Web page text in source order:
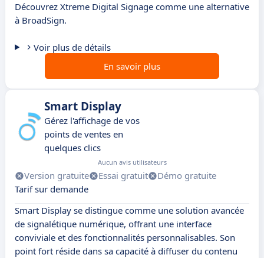
Découvrez Xtreme Digital Signage comme une alternative
à BroadSign.
Voir plus de détails
En savoir plus
Smart Display
Gérez l'affichage de vos
points de ventes en
quelques clics
Aucun avis utilisateurs
Version gratuite Essai gratuit
Démo gratuite
Tarif sur demande
Smart Display se distingue comme une solution avancée
de signalétique numérique, offrant une interface
conviviale et des fonctionnalités personnalisables. Son
point fort réside dans sa capacité à diffuser du contenu